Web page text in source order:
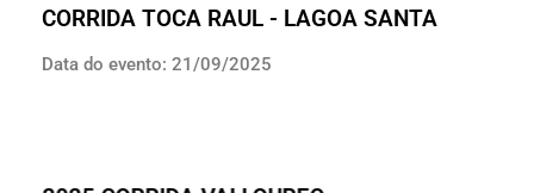
CORRIDA TOCA RAUL - LAGOA SANTA
Data do evento: 21/09/2025